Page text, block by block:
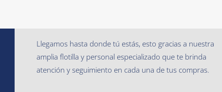
Llegamos hasta donde tú estás, esto gracias a nuestra
amplia flotilla y personal especializado que te brinda
atención y seguimiento en cada una de tus compras.